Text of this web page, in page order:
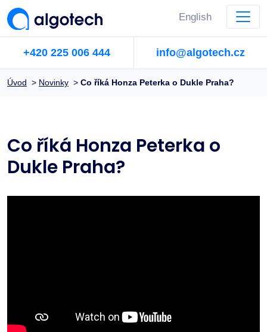
English
+420 225 006 444 info@algotech.cz
Úvod > Novinky > Co říká Honza Peterka o Dukle Praha?
Co říká Honza Peterka o
Dukle Praha?